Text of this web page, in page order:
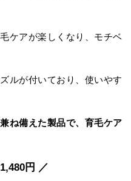
ケアが楽しくなり、モチベ
ルが付いており、使いやす
ね備えた製品で、育毛ケア
円 ／